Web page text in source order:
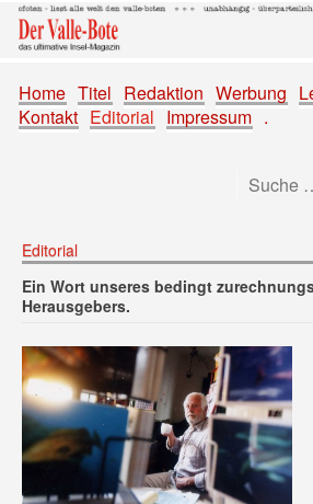
Home Titel Redaktion Werbung
Kontakt Editorial Impressum .
Editorial
Ein Wort unseres bedingt
Herausgebers.